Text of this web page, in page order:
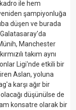
ile hem
şampiyonluğa
düşen ve burada
Manchester
takım aynı
Ligi'nde etkili bir
Aslan, yoluna
karşı ağır bir
düşünülse de
konsatre olarak bir